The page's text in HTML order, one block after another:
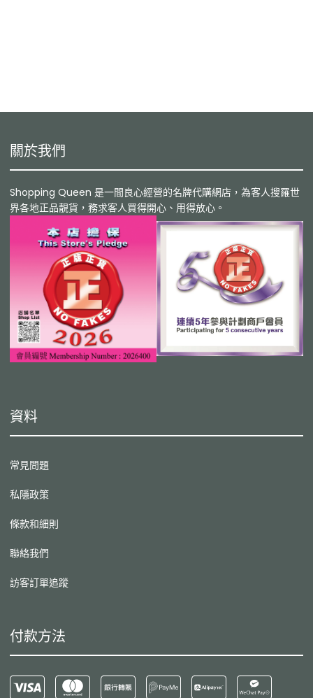
關於我們
Shopping Queen 是一間良心經營的名牌代購網店，為客人搜羅世
界各地正品靚貨，務求客人買得開心、用得放心。
資料
常見問題
私隱政策
條款和細則
聯絡我們
訪客訂單追蹤
付款方法